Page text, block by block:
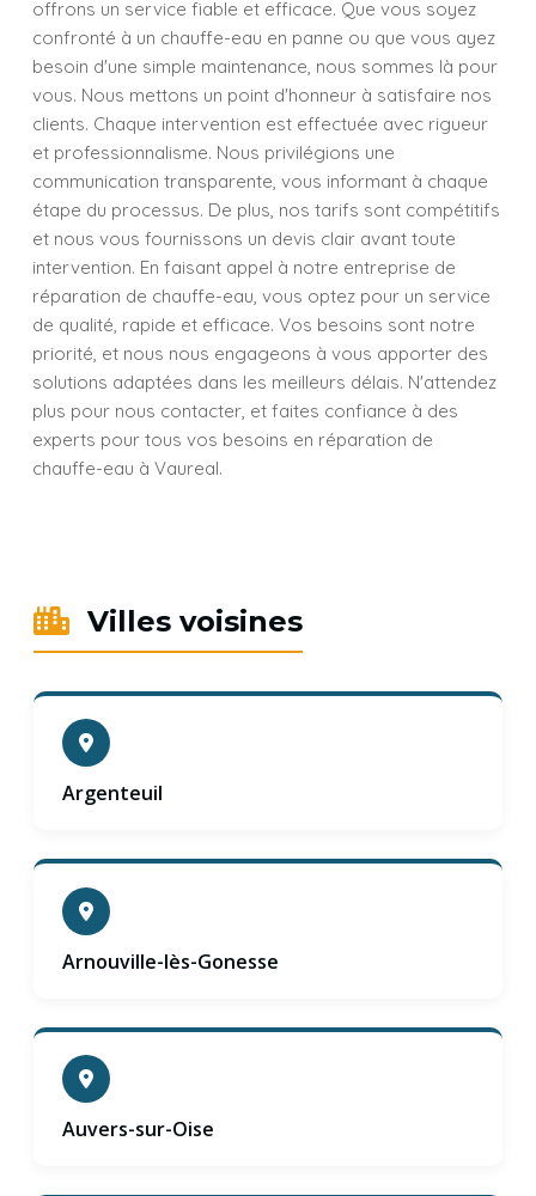
offrons un service fiable et efficace. Que vous soyez
confronté à un chauffe-eau en panne ou que vous ayez
besoin d'une simple maintenance, nous sommes là pour
vous. Nous mettons un point d'honneur à satisfaire nos
clients. Chaque intervention est effectuée avec rigueur
et professionnalisme. Nous privilégions une
communication transparente, vous informant à chaque
étape du processus. De plus, nos tarifs sont compétitifs
et nous vous fournissons un devis clair avant toute
intervention. En faisant appel à notre entreprise de
réparation de chauffe-eau, vous optez pour un service
de qualité, rapide et efficace. Vos besoins sont notre
priorité, et nous nous engageons à vous apporter des
solutions adaptées dans les meilleurs délais. N'attendez
plus pour nous contacter, et faites confiance à des
experts pour tous vos besoins en réparation de
chauffe-eau à Vaureal.
Villes voisines
Argenteuil
Arnouville-lès-Gonesse
Auvers-sur-Oise